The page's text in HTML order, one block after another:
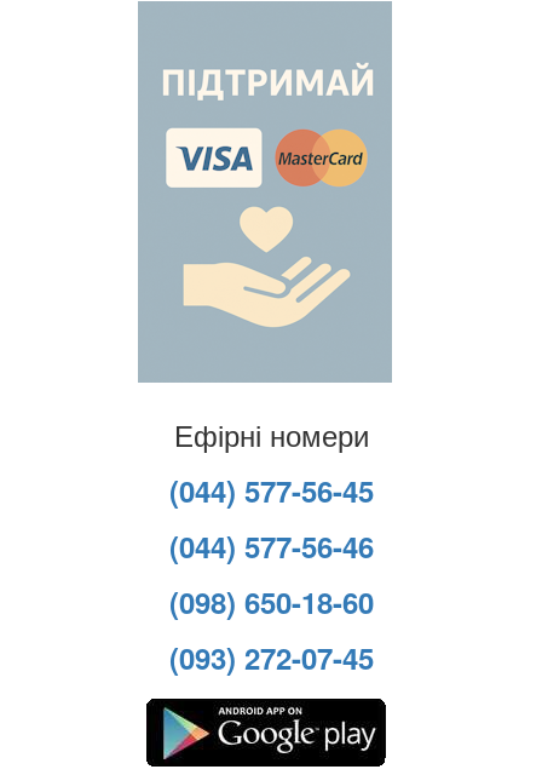
Ефірні номери
(044) 577-56-45
(044) 577-56-46
(098) 650-18-60
(093) 272-07-45